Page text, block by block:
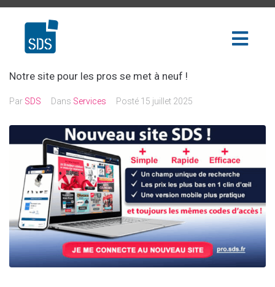
Notre site pour les pros se met à neuf !
Par SDS Dans Services Posté 15 juillet 2025